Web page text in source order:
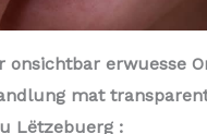
onsichtbar erwuesse
mat
Lëtzebuerg :